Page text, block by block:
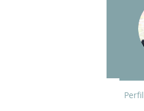
Perfil